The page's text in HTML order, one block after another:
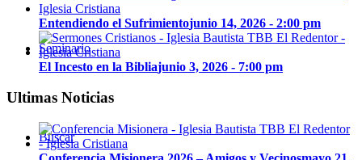
Seminario
Buscar
Entendiendo el Sufrimientojunio 14, 2026 - 2:00 pm
El Incesto en la Bibliajunio 3, 2026 - 7:00 pm
Ultimas Noticias